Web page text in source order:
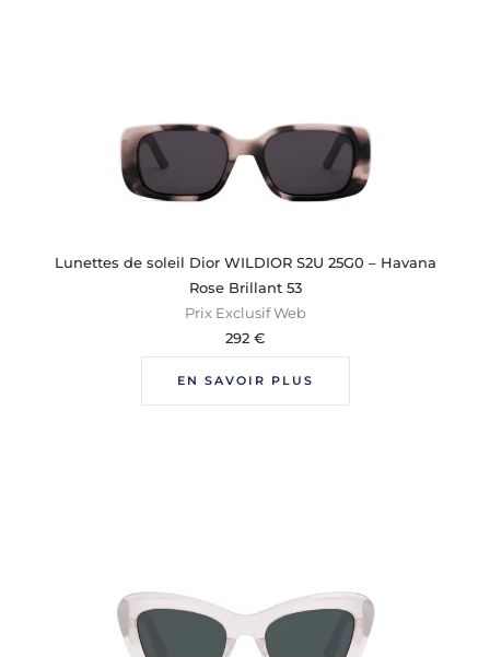
Lunettes de soleil Dior WILDIOR S2U 25G0 – Havana
Rose Brillant 53
Prix Exclusif Web
292 €
EN SAVOIR PLUS